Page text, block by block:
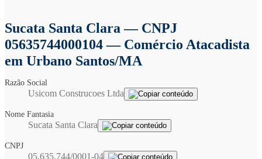
Sucata Santa Clara— CNPJ
05635744000104 — Comércio Atacadista
em Urbano Santos/MA
Razão Social
Usicom Construcoes Ltda
Nome Fantasia
Sucata Santa Clara
CNPJ
05.635.744/0001-04